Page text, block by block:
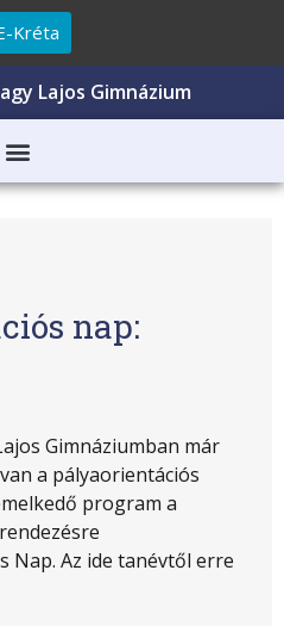
Kréta
Lajos Gimnázium
nap:
Gimnáziumban már
a pályaorientációs
program a
Nap. Az ide tanévtől erre